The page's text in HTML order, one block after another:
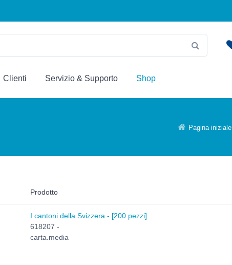
Clienti Servizio & Supporto Shop
Pagina iniziale
Prodotto
I cantoni della Svizzera - [200 pezzi]
618207 -
carta.media